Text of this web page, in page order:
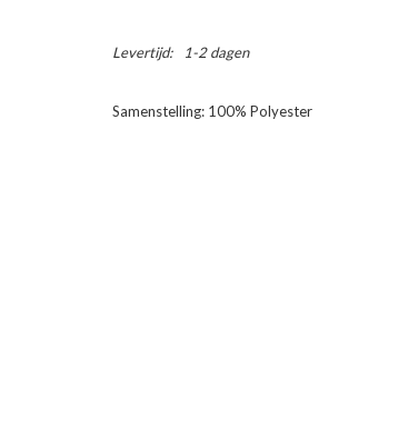
Levertijd: 1-2 dagen
Samenstelling: 100% Polyester